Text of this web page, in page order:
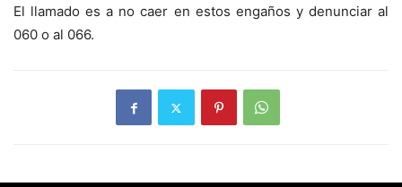
El llamado es a no caer en estos engaños y denunciar al
060 o al 066.